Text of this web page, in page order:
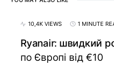
10,4K VIEWS 1 MINUTE
Ryanair: швидкий
по Європі від €10